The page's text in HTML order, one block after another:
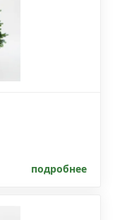
подробнее